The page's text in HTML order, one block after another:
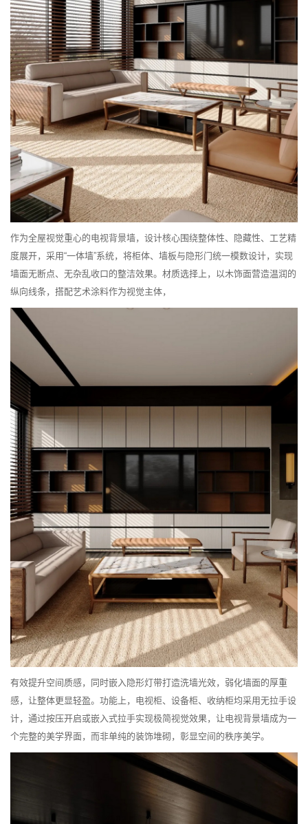
作为全屋视觉重心的电视背景墙，设计核心围绕整体性、隐藏性、工艺精
度展开，采用“一体墙”系统，将柜体、墙板与隐形门统一模数设计，实现
墙面无断点、无杂乱收口的整洁效果。材质选择上，以木饰面营造温润的
纵向线条，搭配艺术涂料作为视觉主体，
有效提升空间质感，同时嵌入隐形灯带打造洗墙光效，弱化墙面的厚重
感，让整体更显轻盈。功能上，电视柜、设备柜、收纳柜均采用无拉手设
计，通过按压开启或嵌入式拉手实现极简视觉效果，让电视背景墙成为一
个完整的美学界面，而非单纯的装饰堆砌，彰显空间的秩序美学。